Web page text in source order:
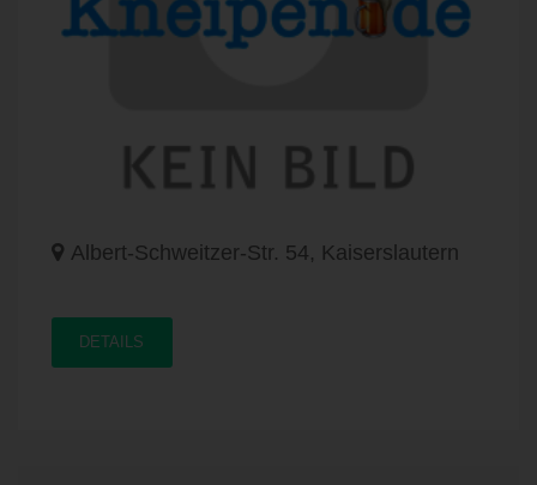
Albert-Schweitzer-Str. 54, Kaiserslautern
DETAILS